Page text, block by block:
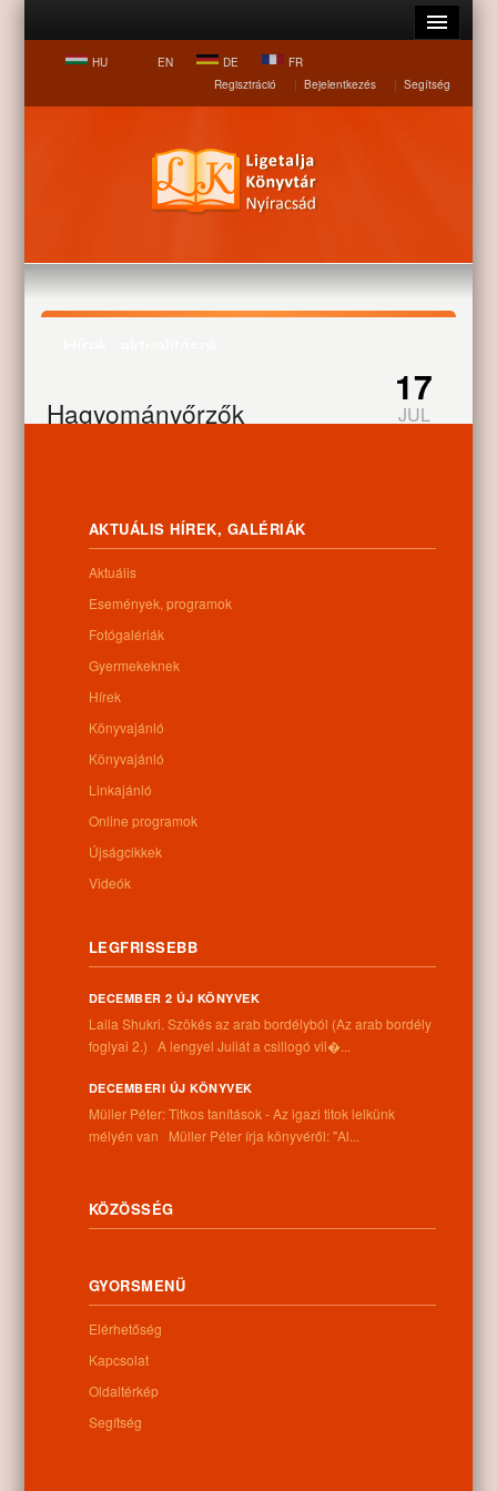
HU EN DE
FR
Regisztráció
| Bejelentkezés | Segítség
Nyitólap Hírek, aktualitások Hagyományőrzők
Hagyományőrzők
17
JUL
Kapcsolódó anyagok
Nem található kapcsolódó anyag
Kategóriák:Egyéb
Információk
4262 Nyíracsád, Kassai u. 4.
+36 52 206 031
Nyitva tartás:
Hétfő: 9:00-12:00 13:00-16:30
Csütörtök: 9:00-12:00 13:00-16:30
Péntek: 9:00-12:00 13:00-16:30
Hírlevél
AKTUÁLIS HÍREK, GALÉRIÁK
Aktuális
Események, programok
Fotógalériák
Gyermekeknek
Hírek
Könyvajánló
Könyvajánló
Linkajánló
Online programok
Újságcikkek
Videók
LEGFRISSEBB
DECEMBER 2 ÚJ KÖNYVEK
Laila Shukri. Szökés ​az arab bordélyból (Az arab bordély
foglyai 2.) A lengyel Juliát a csillogó vil�...
DECEMBERI ÚJ KÖNYVEK
Müller Péter: Titkos tanítások - Az igazi titok lelkünk
mélyén van Müller Péter írja könyvéről: "Al...
KÖZÖSSÉG
GYORSMENÜ
Elérhetőség
Kapcsolat
Oldaltérkép
Segítség